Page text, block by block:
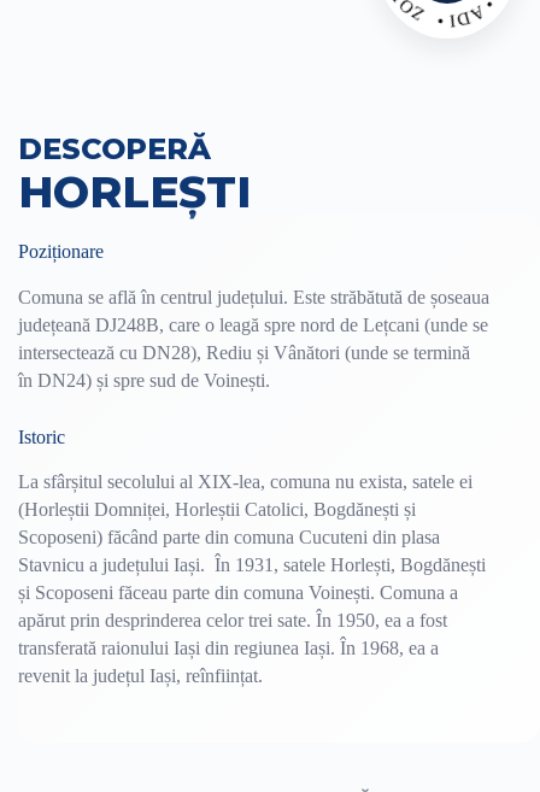
DESCOPERĂ
HORLEŞTI
Poziționare
Comuna se află în centrul județului. Este străbătută de șoseaua
județeană DJ248B, care o leagă spre nord de Lețcani (unde se
intersectează cu DN28), Rediu și Vânători (unde se termină
în DN24) și spre sud de Voinești.
Istoric
La sfârșitul secolului al XIX-lea, comuna nu exista, satele ei
(Horleștii Domniței, Horleștii Catolici, Bogdănești și
Scoposeni) făcând parte din comuna Cucuteni din plasa
Stavnicu a județului Iași. În 1931, satele Horlești, Bogdănești
și Scoposeni făceau parte din comuna Voinești. Comuna a
apărut prin desprinderea celor trei sate. În 1950, ea a fost
transferată raionului Iași din regiunea Iași. În 1968, ea a
revenit la județul Iași, reînființat.